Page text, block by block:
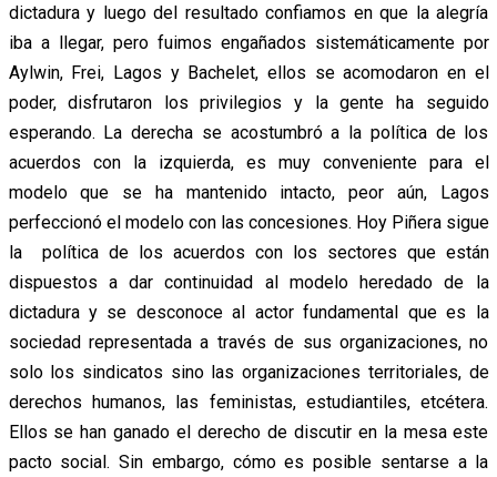
dictadura y luego del resultado confiamos en que la alegría
iba a llegar, pero fuimos engañados sistemáticamente por
Aylwin, Frei, Lagos y Bachelet, ellos se acomodaron en el
poder, disfrutaron los privilegios y la gente ha seguido
esperando. La derecha se acostumbró a la política de los
acuerdos con la izquierda, es muy conveniente para el
modelo que se ha mantenido intacto, peor aún, Lagos
perfeccionó el modelo con las concesiones. Hoy Piñera sigue
la política de los acuerdos con los sectores que están
dispuestos a dar continuidad al modelo heredado de la
dictadura y se desconoce al actor fundamental que es la
sociedad representada a través de sus organizaciones, no
solo los sindicatos sino las organizaciones territoriales, de
derechos humanos, las feministas, estudiantiles, etcétera.
Ellos se han ganado el derecho de discutir en la mesa este
pacto social. Sin embargo, cómo es posible sentarse a la